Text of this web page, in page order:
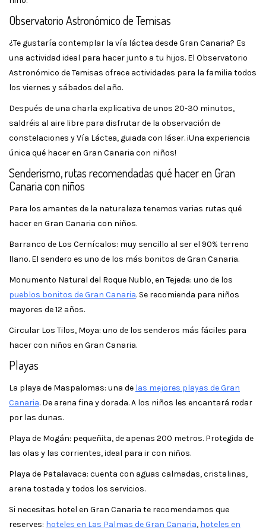
Observatorio Astronómico de Temisas
¿Te gustaría contemplar la vía láctea desde Gran Canaria? Es
una actividad ideal para hacer junto a tu hijos. El Observatorio
Astronómico de Temisas ofrece actividades para la familia todos
los viernes y sábados del año.
Después de una charla explicativa de unos 20-30 minutos,
saldréis al aire libre para disfrutar de la observación de
constelaciones y Vía Láctea, guiada con láser. ¡Una experiencia
única qué hacer en Gran Canaria con niños!
Senderismo, rutas recomendadas qué hacer en Gran
Canaria con niños
Para los amantes de la naturaleza tenemos varias rutas qué
hacer en Gran Canaria con niños.
Barranco de Los Cernícalos: muy sencillo al ser el 90% terreno
llano. El sendero es uno de los más bonitos de Gran Canaria.
Monumento Natural del Roque Nublo, en Tejeda: uno de los
pueblos bonitos de Gran Canaria. Se recomienda para niños
mayores de 12 años.
Circular Los Tilos, Moya: uno de los senderos más fáciles para
hacer con niños en Gran Canaria.
Playas
La playa de Maspalomas: una de las mejores playas de Gran
Canaria. De arena fina y dorada. A los niños les encantará rodar
por las dunas.
Playa de Mogán: pequeñita, de apenas 200 metros. Protegida de
las olas y las corrientes, ideal para ir con niños.
Playa de Patalavaca: cuenta con aguas calmadas, cristalinas,
arena tostada y todos los servicios.
Si necesitas hotel en Gran Canaria te recomendamos que
reserves: hoteles en Las Palmas de Gran Canaria, hoteles en